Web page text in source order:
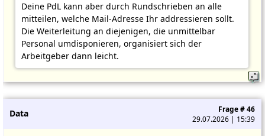
Deine PdL kann aber durch Rundschrieben an alle
mitteilen, welche Mail-Adresse Ihr addressieren sollt.
Die Weiterleitung an diejenigen, die unmittelbar
Personal umdisponieren, organisiert sich der
Arbeitgeber dann leicht.
Data
Frage # 46
29.07.2026 | 15:39